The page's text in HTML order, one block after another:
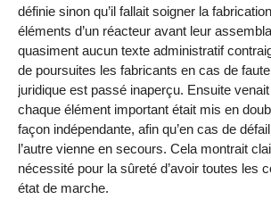
définie sinon qu’il fallait soigner la
éléments d’un réacteur avant leur
quasiment aucun texte administratif
de poursuites les fabricants en cas de
juridique est passé inaperçu. Ensuite
chaque élément important était mis en
façon indépendante, afin qu’en cas de
l’autre vienne en secours. Cela montrait
nécessité pour la sûreté d’avoir toutes les
état de marche.